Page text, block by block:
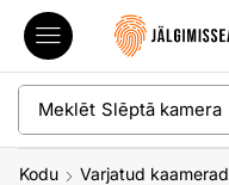
Meklēt Slēptā kamera
Kodu Varjatud kaamerad